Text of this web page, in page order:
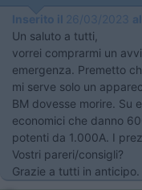
Inserito il 26/03/2023
Un saluto a tutti,
vorrei comprarmi un
emergenza. Premetto
mi serve solo un
BM dovesse morire. Su
economici che danno
potenti da 1.000A. I
Vostri pareri/consigli?
Grazie a tutti in anticipo.